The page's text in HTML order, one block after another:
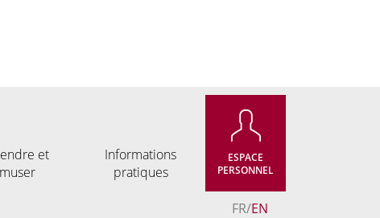
et
Informations
pratiques
ESPACE
PERSONNEL
FR EN